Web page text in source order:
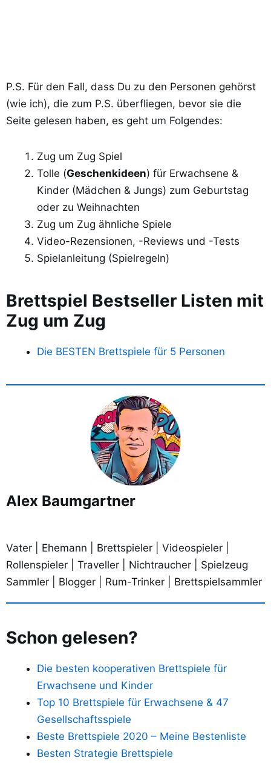
P.S. Für den Fall, dass Du zu den Personen gehörst
(wie ich), die zum P.S. überfliegen, bevor sie die
Seite gelesen haben, es geht um Folgendes:
Zug um Zug Spiel
Tolle (Geschenkideen) für Erwachsene &
Kinder (Mädchen & Jungs) zum Geburtstag
oder zu Weihnachten
Zug um Zug ähnliche Spiele
Video-Rezensionen, -Reviews und -Tests
Spielanleitung (Spielregeln)
Brettspiel Bestseller Listen mit
Zug um Zug
Die BESTEN Brettspiele für 5 Personen
Alex Baumgartner
Vater | Ehemann | Brettspieler | Videospieler |
Rollenspieler | Traveller | Nichtraucher | Spielzeug
Sammler | Blogger | Rum-Trinker | Brettspielsammler
Schon gelesen?
Die besten kooperativen Brettspiele für
Erwachsene und Kinder
Top 10 Brettspiele für Erwachsene & 47
Gesellschaftsspiele
Beste Brettspiele 2020 – Meine Bestenliste
Besten Strategie Brettspiele